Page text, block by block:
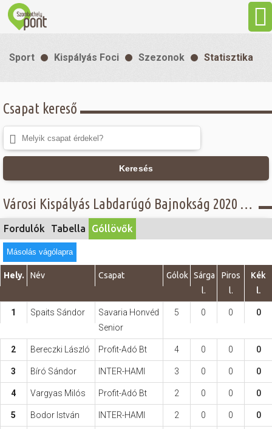
Látnivalók
Gasztronómia
Sport
Szabadidő
Hasznos
Sport Kispályás Foci Szezonok Statisztika
Csapat kereső
Keresés
Városi Kispályás Labdarúgó Bajnokság 2020 - Góllövő lista - Senior Alsóház
Fordulók Tabella Góllövők
Másolás vágólapra
Hely. Név Csapat Gólok Sárga
l.
Piros
l.
Kék
l.
1 Spaits Sándor
Savaria Honvéd
Senior
5 0 0 0
2 Bereczki László Profit-Adó Bt 4 0 0 0
3 Bíró Sándor INTER-HAMI 3 0 0 0
4 Vargyas Milós Profit-Adó Bt 2 0 0 0
5 Bodor István INTER-HAMI 2 0 0 0